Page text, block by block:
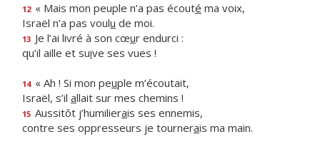
12 « Mais mon peuple n’a pas écouté ma voix,
Israël n’a pas voulu de moi.
13 Je l’ai livré à son cœur endurci :
qu’il aille et suive ses vues !
14 « Ah ! Si mon peuple m’écoutait,
Israël, s’il allait sur mes chemins !
15 Aussitôt j’humilierais ses ennemis,
contre ses oppresseurs je tournerais ma main.